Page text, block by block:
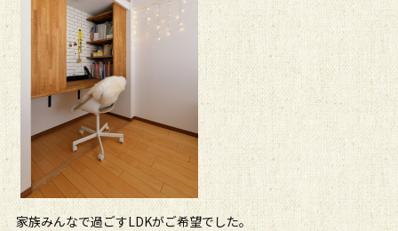
家族みんなで過ごすLDKがご希望でした。